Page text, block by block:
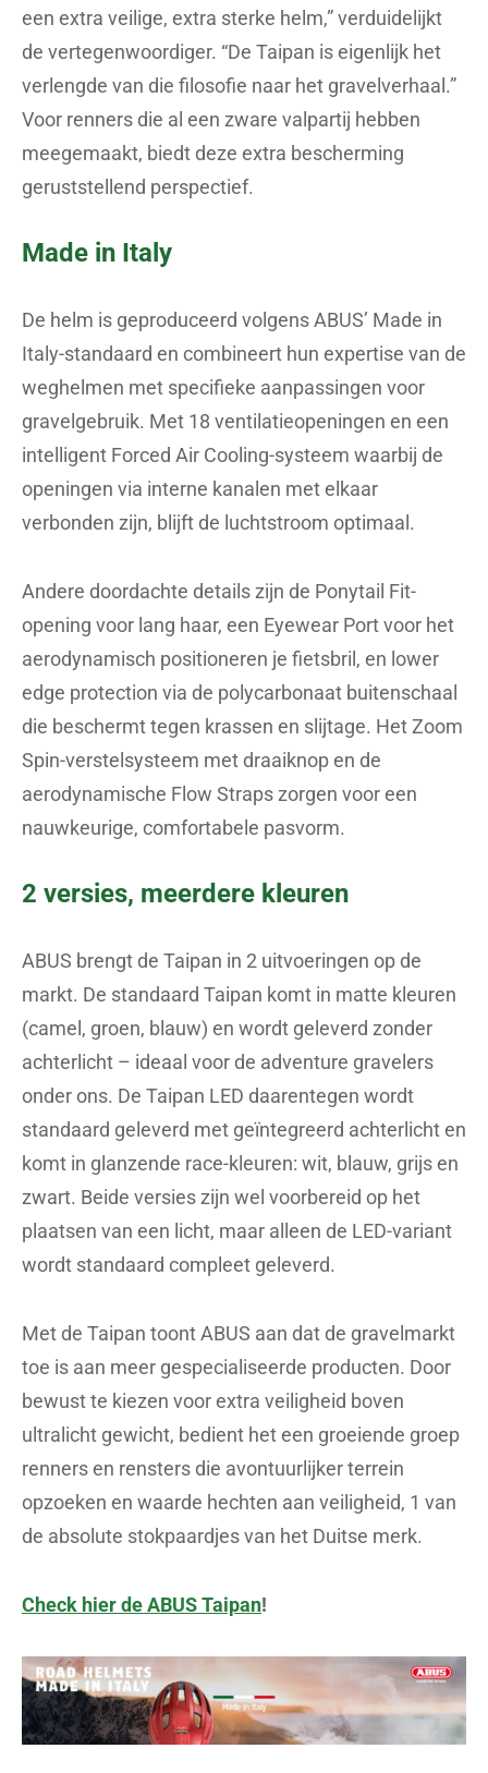
een extra veilige, extra sterke helm,” verduidelijkt
de vertegenwoordiger. “De Taipan is eigenlijk het
verlengde van die filosofie naar het gravelverhaal.”
Voor renners die al een zware valpartij hebben
meegemaakt, biedt deze extra bescherming
geruststellend perspectief.
Made in Italy
De helm is geproduceerd volgens ABUS’ Made in
Italy-standaard en combineert hun expertise van de
weghelmen met specifieke aanpassingen voor
gravelgebruik. Met 18 ventilatieopeningen en een
intelligent Forced Air Cooling-systeem waarbij de
openingen via interne kanalen met elkaar
verbonden zijn, blijft de luchtstroom optimaal.
Andere doordachte details zijn de Ponytail Fit-
opening voor lang haar, een Eyewear Port voor het
aerodynamisch positioneren je fietsbril, en lower
edge protection via de polycarbonaat buitenschaal
die beschermt tegen krassen en slijtage. Het Zoom
Spin-verstelsysteem met draaiknop en de
aerodynamische Flow Straps zorgen voor een
nauwkeurige, comfortabele pasvorm.
2 versies, meerdere kleuren
ABUS brengt de Taipan in 2 uitvoeringen op de
markt. De standaard Taipan komt in matte kleuren
(camel, groen, blauw) en wordt geleverd zonder
achterlicht – ideaal voor de adventure gravelers
onder ons. De Taipan LED daarentegen wordt
standaard geleverd met geïntegreerd achterlicht en
komt in glanzende race-kleuren: wit, blauw, grijs en
zwart. Beide versies zijn wel voorbereid op het
plaatsen van een licht, maar alleen de LED-variant
wordt standaard compleet geleverd.
Met de Taipan toont ABUS aan dat de gravelmarkt
toe is aan meer gespecialiseerde producten. Door
bewust te kiezen voor extra veiligheid boven
ultralicht gewicht, bedient het een groeiende groep
renners en rensters die avontuurlijker terrein
opzoeken en waarde hechten aan veiligheid, 1 van
de absolute stokpaardjes van het Duitse merk.
Check hier de ABUS Taipan!